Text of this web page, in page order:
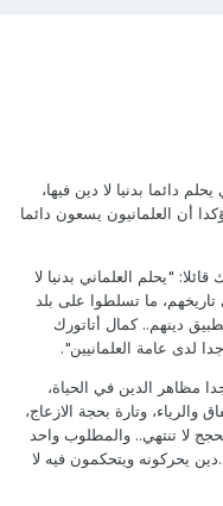
دائما بدنيا لا دين فيها،
أن العلمانيون يسعون دائما
"يحلم العلماني بدنيا لا
ما تسلطوا على بلد
دينهم.. كمال أتاتورك
لدى عامة العلمانيين".
مظاهر الدين في الحياة،
والرياء، وتارة بحجة الازعاج،
لا تنتهي.. والمطلوب واحد
يحركونه ويتحكمون فيه لا